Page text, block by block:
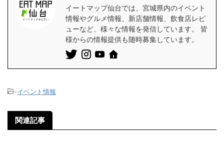
イートマップ仙台では、宮城県内のイベント
情報やグルメ情報、新店舗情報、飲食店レビ
ューなど、様々な情報を発信しています。 皆
様からの情報提供も随時募集しています。
-イベント情報
関連記事